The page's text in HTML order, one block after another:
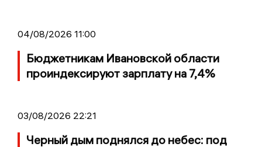
04/08/2026 11:00
Бюджетникам Ивановской области
проиндексируют зарплату на 7,4%
03/08/2026 22:21
Черный дым поднялся до небес: под